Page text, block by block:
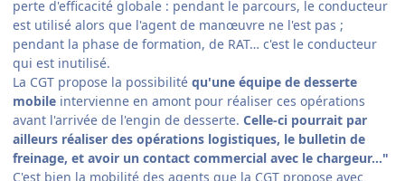
perte d'efficacité globale : pendant le parcours, le conducteur
est utilisé alors que l'agent de manœuvre ne l'est pas ;
pendant la phase de formation, de RAT… c'est le conducteur
qui est inutilisé.
La CGT propose la possibilité qu'une équipe de desserte
mobile intervienne en amont pour réaliser ces opérations
avant l'arrivée de l'engin de desserte. Celle-ci pourrait par
ailleurs réaliser des opérations logistiques, le bulletin de
freinage, et avoir un contact commercial avec le chargeur…"
C'est bien la mobilité des agents que la CGT propose avec